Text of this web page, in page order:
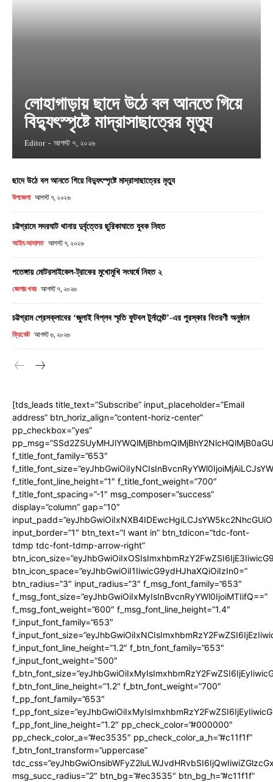
লোহাগাড়ায় ছাদে উঠে বল আনতে গিয়ে
বিদ্যুৎস্পৃষ্টে মাদ্রাসাছাত্রের মৃত্যু
Editor - আগস্ট ৭, ২০২৬
ছাদে উঠে বল আনতে গিয়ে বিদ্যুৎস্পৃষ্টে মাদ্রাসাছাত্রের মৃত্যু
উপজেলা আগস্ট ৭, ২০২৬
চট্টগ্রামে সদরঘাট থানায় দুর্বৃত্তের ছুরিকাঘাতে যুবক নিহত
আইন-আদালত আগস্ট ৭, ২০২৬
পতেঙ্গায় মোটরসাইকেল-ট্রাকের মুখোমুখি সংঘর্ষে নিহত ২
জেলার খবর আগস্ট ৭, ২০২৬
চট্টগ্রাম প্রেসক্লাবের ‘জুলাই বিপ্লব স্মৃতি ফুটবল টুর্নামেন্ট’-এর পুরস্কার বিতরণী অনুষ্ঠান
ক্রিকেট আগস্ট ৬, ২০২৬
[tds_leads title_text=”Subscribe” input_placeholder=”Email
address” btn_horiz_align=”content-horiz-center”
pp_checkbox=”yes”
f_title_font_family=”653″
f_title_font_line_height=”1″ f_title_font_weight=”700″
f_title_font_spacing=”-1″ msg_composer=”success”
display=”column” gap=”10″
input_border=”1″ btn_text=”I want in” btn_tdicon=”tdc-font-
tdmp tdc-font-tdmp-arrow-right”
btn_icon_space=”eyJhbGwiOiI1IiwicG9ydHJhaXQiOiIzIn0=”
btn_radius=”3″ input_radius=”3″ f_msg_font_family=”653″
f_msg_font_size=”eyJhbGwiOiIxMyIsInBvcnRyYWl0IjoiMTIifQ==”
f_msg_font_weight=”600″ f_msg_font_line_height=”1.4″
f_input_font_family=”653″
f_input_font_line_height=”1.2″ f_btn_font_family=”653″
f_input_font_weight=”500″
f_btn_font_line_height=”1.2″ f_btn_font_weight=”700″
f_pp_font_family=”653″
f_pp_font_line_height=”1.2″ pp_check_color=”#000000″
pp_check_color_a=”#ec3535″ pp_check_color_a_h=”#c11f1f”
f_btn_font_transform=”uppercase”
msg_succ_radius=”2″ btn_bg=”#ec3535″ btn_bg_h=”#c11f1f”